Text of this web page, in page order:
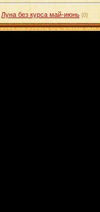
Луна без курса май-июнь (0)